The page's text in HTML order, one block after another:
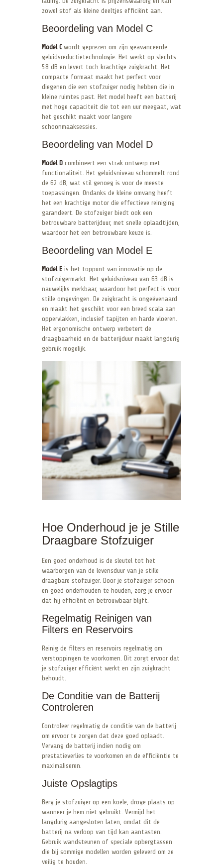
zowel stof als kleine deeltjes efficiënt aan.
Beoordeling van Model C
Model Cwordt geprezen om zijn geavanceerde
geluidsreductietechnologie. Het werkt op slechts
58 dB en levert toch krachtige zuigkracht. Het
compacte formaat maakt het perfect voor
diegenen die een stofzuiger nodig hebben die in
kleine ruimtes past. Het model heeft een batterij
met hoge capaciteit die tot een uur meegaat, wat
het geschikt maakt voor langere
schoonmaaksessies.
Beoordeling van Model D
Model D combineert een strak ontwerp met
functionaliteit. Het geluidsniveau schommelt rond
de 62 dB, wat stil genoeg is voor de meeste
toepassingen. Ondanks de kleine omvang heeft
het een krachtige motor die effectieve reiniging
garandeert. De stofzuiger biedt ook een
betrouwbare batterijduur, met snelle oplaadtijden,
waardoor het een betrouwbare keuze is.
Beoordeling van Model E
Model E is het toppunt van innovatie op de
stofzuigermarkt. Het geluidsniveau van 63 dB is
nauwelijks merkbaar, waardoor het perfect is voor
stille omgevingen. De zuigkracht is ongeëvenaard
en maakt het geschikt voor een breed scala aan
oppervlakken, inclusief tapijten en harde vloeren.
Het ergonomische ontwerp verbetert de
draagbaarheid en de batterijduur maakt langdurig
gebruik mogelijk.
Hoe Onderhoud je je Stille
Draagbare Stofzuiger
Een goed onderhoud is de sleutel tot het
waarborgen van de levensduur van je stille
draagbare stofzuiger. Door je stofzuiger schoon
en goed onderhouden te houden, zorg je ervoor
dat hij efficiënt en betrouwbaar blijft.
Regelmatig Reinigen van
Filters en Reservoirs
Reinig de filters en reservoirs regelmatig om
verstoppingen te voorkomen. Dit zorgt ervoor dat
je stofzuiger efficiënt werkt en zijn zuigkracht
behoudt.
De Conditie van de Batterij
Controleren
Controleer regelmatig de conditie van de batterij
om ervoor te zorgen dat deze goed oplaadt.
Vervang de batterij indien nodig om
prestatieverlies te voorkomen en de efficiëntie te
maximaliseren.
Juiste Opslagtips
Berg je stofzuiger op een koele, droge plaats op
wanneer je hem niet gebruikt. Vermijd het
langdurig aangesloten laten, omdat dit de
batterij na verloop van tijd kan aantasten.
Gebruik wandsteunen of speciale opbergtassen
die bij sommige modellen worden geleverd om ze
veilig te houden.